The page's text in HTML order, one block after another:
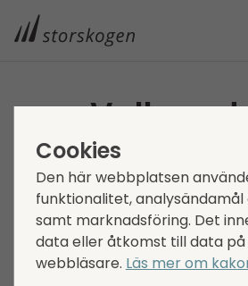
Enligt Koden ska svenska
upptagna till handel på en
Sverige ha en
bolagsstämman som hölls den
beslutade därför att anta
valberedningen som ska
Cookies
Den här webbplatsen
funktionalitet,
samt marknadsföring. Det
data eller åtkomst till data
webbläsare. Läs mer om